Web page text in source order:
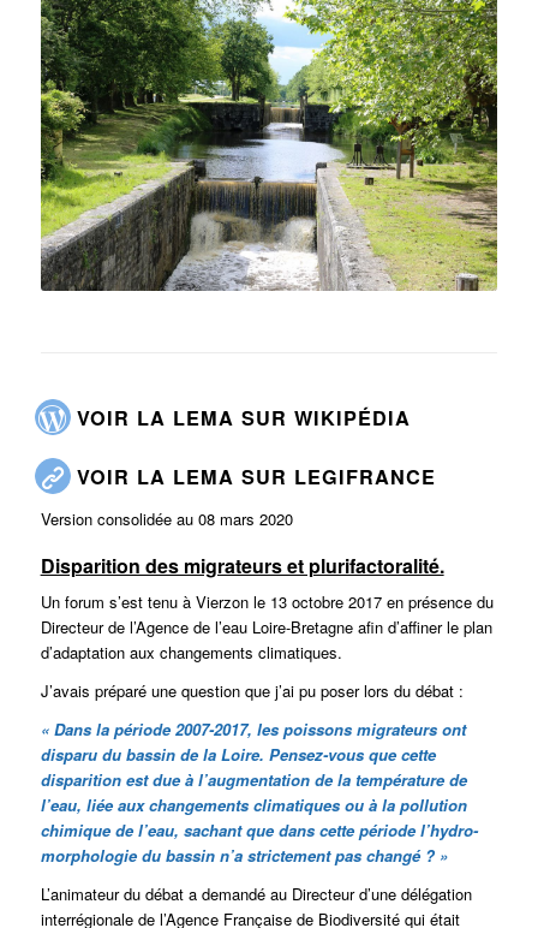
VOIR LA LEMA SUR WIKIPÉDIA
VOIR LA LEMA SUR LEGIFRANCE
Version consolidée au 08 mars 2020
Disparition des migrateurs et plurifactoralité.
Un forum s’est tenu à Vierzon le 13 octobre 2017 en présence du
Directeur de l’Agence de l’eau Loire-Bretagne afin d’affiner le plan
d’adaptation aux changements climatiques.
J’avais préparé une question que j’ai pu poser lors du débat :
« Dans la période 2007-2017, les poissons migrateurs ont
disparu du bassin de la Loire. Pensez-vous que cette
disparition est due à l’augmentation de la température de
l’eau, liée aux changements climatiques ou à la pollution
chimique de l’eau, sachant que dans cette période l’hydro-
morphologie du bassin n’a strictement pas changé ? »
L’animateur du débat a demandé au Directeur d’une délégation
interrégionale de l’Agence Française de Biodiversité qui était